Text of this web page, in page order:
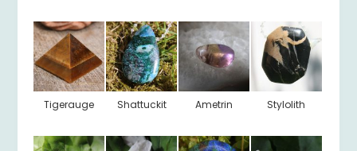
Tigerauge Shattuckit Ametrin Stylolith